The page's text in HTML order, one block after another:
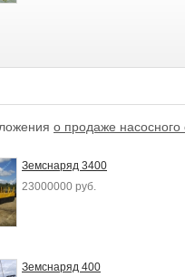
о продаже насосного
Земснаряд 3400
23000000 руб.
Земснаряд 400